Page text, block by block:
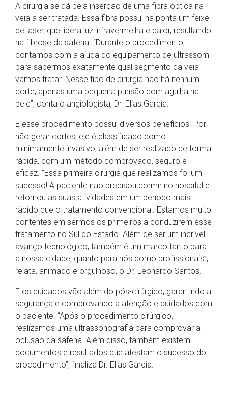
A cirurgia se dá pela inserção de uma fibra óptica na
veia a ser tratada. Essa fibra possui na ponta um feixe
de laser, que libera luz infravermelha e calor, resultando
na fibrose da safena. “Durante o procedimento,
contamos com a ajuda do equipamento de ultrassom
para sabermos exatamente qual segmento da veia
vamos tratar. Nesse tipo de cirurgia não há nenhum
corte, apenas uma pequena punsão com agulha na
pele”, conta o angiologista, Dr. Elias Garcia.
E esse procedimento possui diversos benefícios. Por
não gerar cortes, ele é classificado como
minimamente invasivo, além de ser realizado de forma
rápida, com um método comprovado, seguro e
eficaz. “Essa primeira cirurgia que realizamos foi um
sucesso! A paciente não precisou dormir no hospital e
retornou as suas atividades em um período mais
rápido que o tratamento convencional. Estamos muito
contentes em sermos os primeiros a conduzirem esse
tratamento no Sul do Estado. Além de ser um incrível
avanço tecnológico, também é um marco tanto para
a nossa cidade, quanto para nós como profissionais”,
relata, animado e orgulhoso, o Dr. Leonardo Santos.
E os cuidados vão além do pós-cirúrgico, garantindo a
segurança e comprovando a atenção e cuidados com
o paciente. “Após o procedimento cirúrgico,
realizamos uma ultrassonografia para comprovar a
oclusão da safena. Além disso, também existem
documentos e resultados que atestam o sucesso do
procedimento”, finaliza Dr. Elias Garcia.